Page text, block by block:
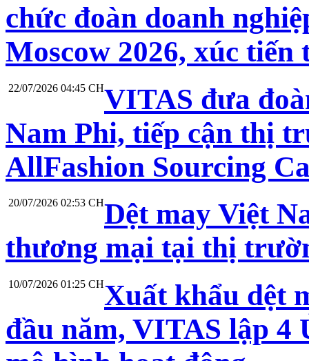
chức đoàn doanh
Moscow 2026, xúc
22/07/2026 04:45 CHVITAS đưa
Nam Phi, tiếp cận thị
AllFashion Sourcing
20/07/2026 02:53 CHDệt may Việt
thương mại tại thị
10/07/2026 01:25 CHXuất khẩu dệt
đầu năm, VITAS lập 4